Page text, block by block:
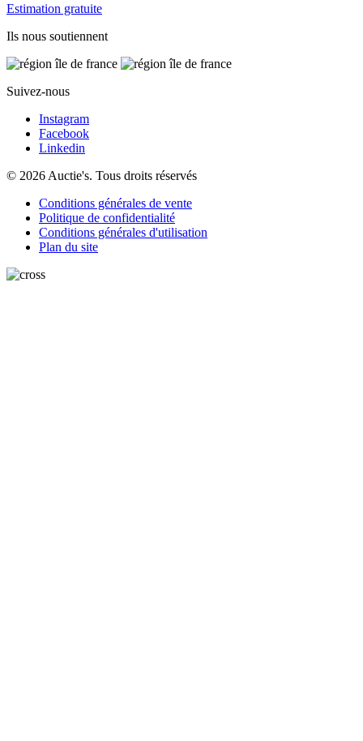
Estimation gratuite
Ils nous soutiennent
Suivez-nous
Instagram
Facebook
Linkedin
© 2026 Auctie's. Tous droits réservés
Conditions générales de vente
Politique de confidentialité
Conditions générales d'utilisation
Plan du site